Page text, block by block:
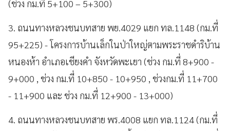
(ช่วง กม.ที่ 5+100 – 5+300)
3. ถนนทางหลวงชนบทสาย พย.4029 แยก ทล.1148 (กม.ที่
95+225) - โครงการบ้านเล็กในป่าใหญ่ตามพระราชดำริบ้าน
หนองห้า อำเภอเชียงคำ จังหวัดพะเยา (ช่วง กม.ที่ 8+900 -
9+000 , ช่วง กม.ที่ 10+850 - 10+950 , ช่วงกม.ที่ 11+700
- 11+900 และ ช่วง กม.ที่ 12+900 - 13+000)
4. ถนนทางหลวงชนบทสาย พร.4008 แยก ทล.1124 (กม.ที่